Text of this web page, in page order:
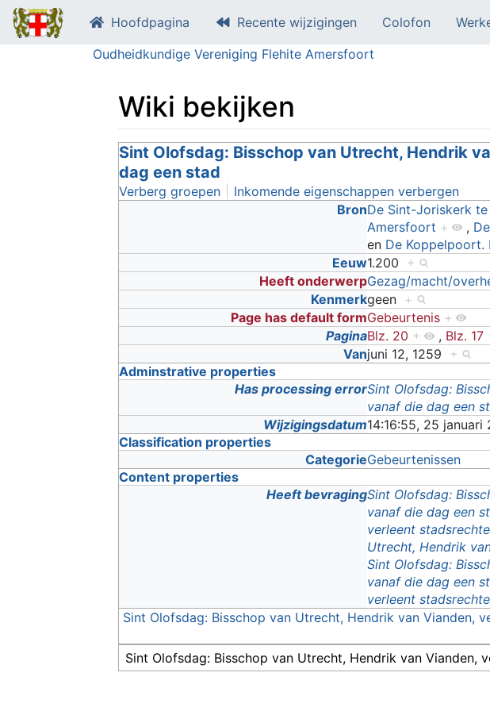
Hoofdpagina Recente wijzigingen Colofon
Oudheidkundige Vereniging Flehite Amersfoort
Wiki bekijken
Ga naar:navigatie, zoeken
Sint Olofsdag: Bisschop van Utrecht, Hendrik
dag een stad
Verberg groepen
Inkomende eigenschappen verbergen
BronDe Sint-Joriskerk
Amersfoort + ,
en De
Eeuw1.200 +
Heeft onderwerpGezag/macht/
Kenmerkgeen +
Page has default formGebeurtenis +
PaginaBlz. 20 + , Blz. 17
Vanjuni 12, 1259 +
Adminstrative properties
Has processing errorSint Olofsdag:
vanaf die dag een
Wijzigingsdatum14:16:55, 25 januari
Classification properties
CategorieGebeurtenissen
Content properties
Heeft bevragingSint Olofsdag:
vanaf die dag een
verleent
Utrecht, Hendrik
Sint Olofsdag:
vanaf die dag een
verleent
Sint Olofsdag: Bisschop van Utrecht, Hendrik van Vianden,